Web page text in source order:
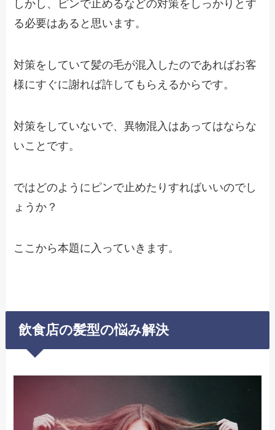
しかし、ピンで止めるなどの対策をしっかりとす
る必要はあると思います。
対策をしていて髪の毛が混入したのであればお客
様にすぐに謝れば許してもらえるからです。
対策をしていないで、異物混入はあってはならな
いことです。
ではどのようにピンで止めたりすればいいのでし
ょうか？
ここから本題に入っていきます。
飲食店の髪型の悩み解決